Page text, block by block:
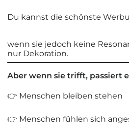
Du kannst die schönste
wenn sie jedoch keine
nur Dekoration.
Aber wenn sie trifft, passiert
👉 Menschen bleiben stehen
👉 Menschen fühlen sich